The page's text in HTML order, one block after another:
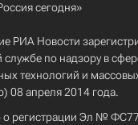
сегодня»
РИА Новости
по надзору в
технологий и
08 апреля 2014 года.
о регистрации Эл №